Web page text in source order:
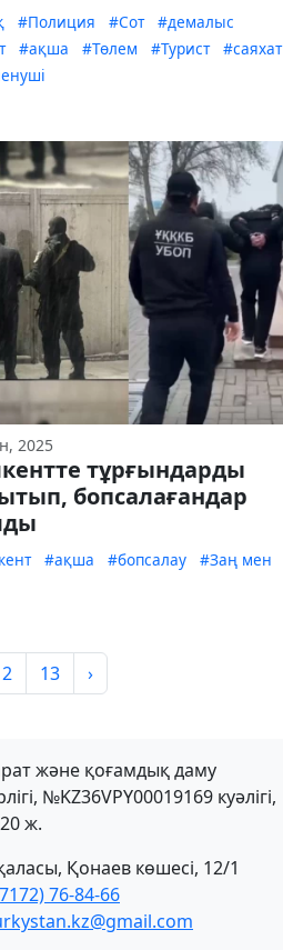
#Полиция #Сот
#демалыс
#ақша #Төлем #Турист
#саяхат
2025
тұрғындарды
бопсалағандар
#ақша #бопсалау
#Заң мен
13 ›
және қоғамдық даму
№KZ36VPY00019169 куәлігі,
ж.
Қонаев көшесі, 12/1
76-84-66